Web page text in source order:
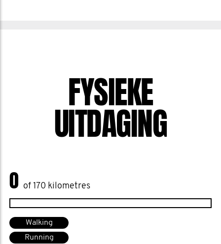
FYSIEKE
UITDAGING
0 of 170 kilometres
Walking
Running